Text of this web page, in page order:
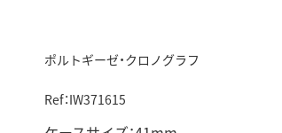
ポルトギーゼ・クロノグラフ
Ref：IW371615